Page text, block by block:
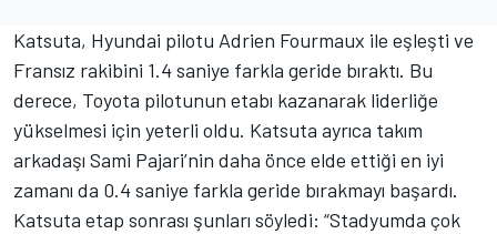
Katsuta, Hyundai pilotu Adrien Fourmaux ile eşleşti ve
Fransız rakibini 1.4 saniye farkla geride bıraktı. Bu
derece, Toyota pilotunun etabı kazanarak liderliğe
yükselmesi için yeterli oldu. Katsuta ayrıca takım
arkadaşı Sami Pajari’nin daha önce elde ettiği en iyi
zamanı da 0.4 saniye farkla geride bırakmayı başardı.
Katsuta etap sonrası şunları söyledi: “Stadyumda çok